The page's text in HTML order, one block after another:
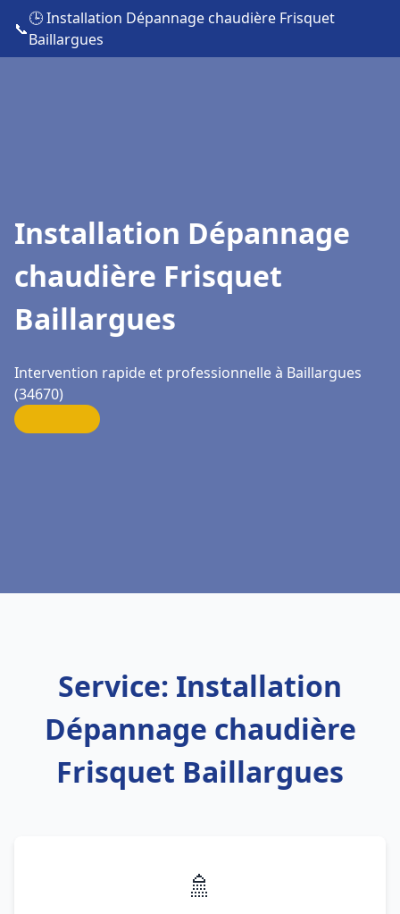
📞
🕒 Installation Dépannage chaudière Frisquet
Baillargues
Installation Dépannage
chaudière Frisquet
Baillargues
Intervention rapide et professionnelle à Baillargues
(34670)
Service: Installation
Dépannage chaudière
Frisquet Baillargues
🚿